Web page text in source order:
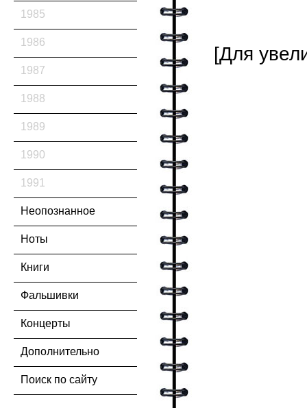
1985
1986
1987
1988
1989
1990
1991
Неопознанное
Ноты
Книги
Фальшивки
Концерты
Дополнительно
Поиск по сайту
[Для